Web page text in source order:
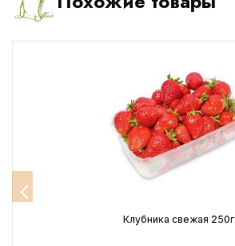
Клубника свежая 250г